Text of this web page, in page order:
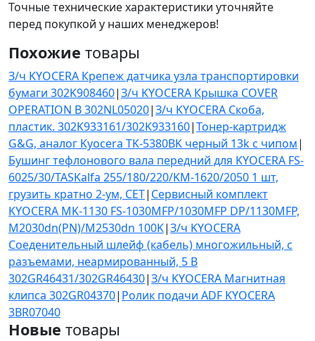
Точные технические характеристики уточняйте
перед покупкой у наших менеджеров!
Похожие товары
З/ч KYOCERA Крепеж датчика узла транспортировки
бумаги 302K908460|З/ч KYOCERA Крышка COVER
OPERATION B 302NL05020|З/ч KYOCERA Скоба,
пластик. 302K933161/302K933160|Тонер-картридж
G&G, аналог Kyocera TK-5380BK черный 13k с чипом|
Бушинг тефлонового вала передний для KYOCERA FS-
6025/30/TASKalfa 255/180/220/KM-1620/2050 1 шт,
грузить кратно 2-ум, CET| Сервисный комплект
KYOCERA MK-1130 FS-1030MFP/1030MFP DP/1130MFP,
M2030dn(PN)/M2530dn 100K|З/ч KYOCERA
Соеденительный шлейф (кабель) многожильный, с
разъемами, неармированный, 5 В
302GR46431/302GR46430|З/ч KYOCERA Магнитная
клипса 302GR04370| Ролик подачи ADF KYOCERA
3BR07040
Новые товары